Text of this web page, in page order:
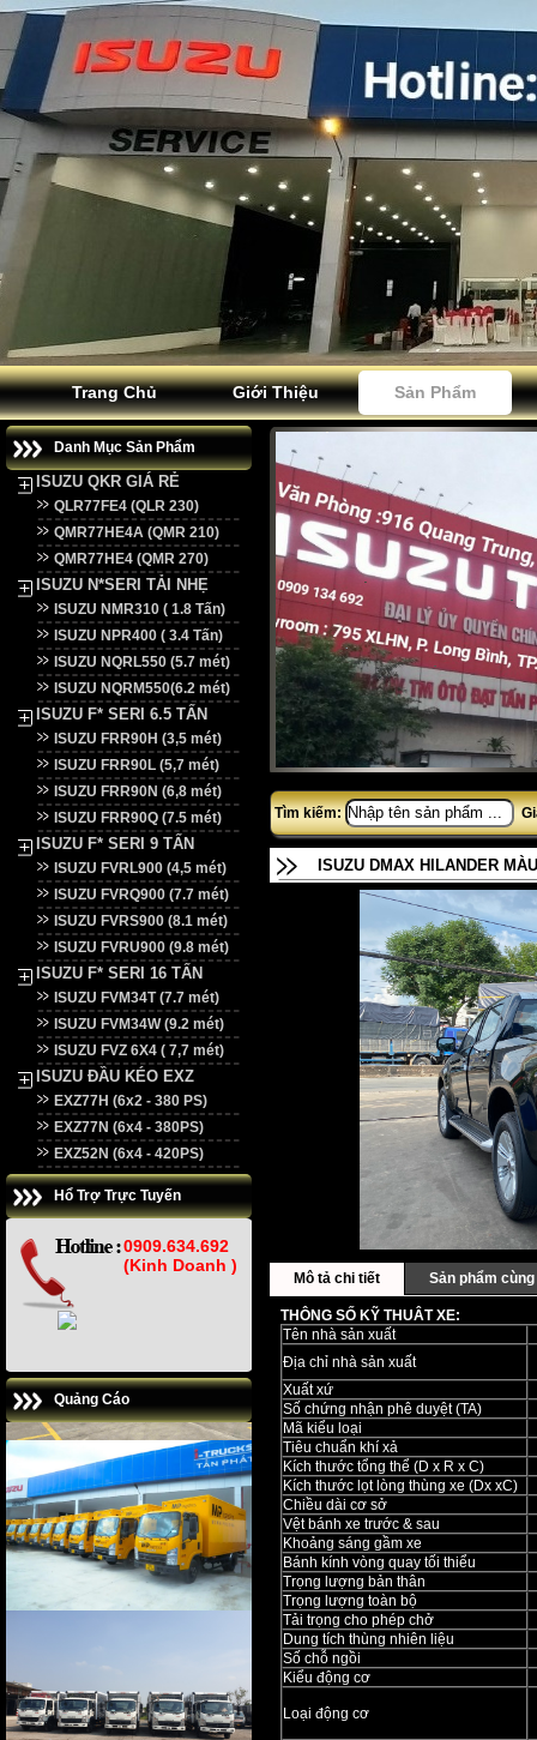
Trang Chủ Giới Thiệu Sản Phẩm
Danh Mục Sản Phẩm
ISUZU QKR GIÁ RẺ
QLR77FE4 (QLR 230)
QMR77HE4A (QMR 210)
QMR77HE4 (QMR 270)
ISUZU N*SERI TẢI NHẸ
ISUZU NMR310 ( 1.8 Tấn)
ISUZU NPR400 ( 3.4 Tấn)
ISUZU NQRL550 (5.7 mét)
ISUZU NQRM550(6.2 mét)
ISUZU F* SERI 6.5 TẤN
ISUZU FRR90H (3,5 mét)
ISUZU FRR90L (5,7 mét)
ISUZU FRR90N (6,8 mét)
ISUZU FRR90Q (7.5 mét)
ISUZU F* SERI 9 TẤN
ISUZU FVRL900 (4,5 mét)
ISUZU FVRQ900 (7.7 mét)
ISUZU FVRS900 (8.1 mét)
ISUZU FVRU900 (9.8 mét)
ISUZU F* SERI 16 TẤN
ISUZU FVM34T (7.7 mét)
ISUZU FVM34W (9.2 mét)
ISUZU FVZ 6X4 ( 7,7 mét)
ISUZU ĐẦU KÉO EXZ
EXZ77H (6x2 - 380 PS)
EXZ77N (6x4 - 380PS)
EXZ52N (6x4 - 420PS)
Hổ Trợ Trực Tuyến
0909.634.692
(Kinh Doanh )
Quảng Cáo
Tìm kiếm:
ISUZU DMAX HILANDER
Mô tả chi tiết Sản phẩm
THÔNG SỐ KỸ THUÂT XE:
Tên nhà sản xuất
Địa chỉ nhà sản xuất
Xuất xứ
Số chứng nhận phê duyệt (TA)
Mã kiểu loại
Tiêu chuẩn khí xả
Kích thước tổng thể (D x R x C)
Kích thước lọt lòng thùng xe (Dx xC)
Chiều dài cơ sở
Vệt bánh xe trước & sau
Khoảng sáng gầm xe
Bánh kính vòng quay tối thiểu
Trọng lượng bản thân
Trọng lượng toàn bộ
Tải trọng cho phép chở
Dung tích thùng nhiên liệu
Số chỗ ngồi
Kiểu động cơ
Loại động cơ